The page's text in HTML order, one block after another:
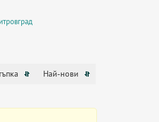
Най-нови